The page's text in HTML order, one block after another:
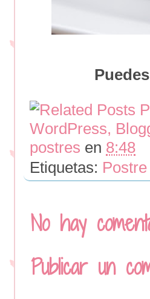
postres en 8:48
Etiquetas: Postre
No hay
Publicar un